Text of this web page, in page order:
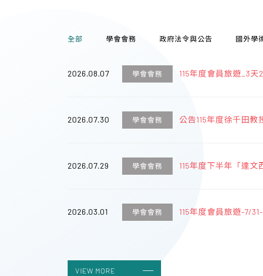
全部 學會會務 政府法令與公告 國外學
2026.08.07 學會會務 115年度會員旅遊_3天
2026.07.30 學會會務
公告115年度徐千田教
2026.07.29 學會會務
115年度下半年「達文
2026.03.01 學會會務
115年度會員旅遊-7/
學會會務
VIEW MORE